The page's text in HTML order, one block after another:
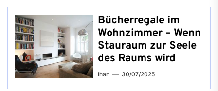
Bücherregale im
Wohnzimmer – Wenn
Stauraum zur Seele
des Raums wird
Ihan 30/07/2025